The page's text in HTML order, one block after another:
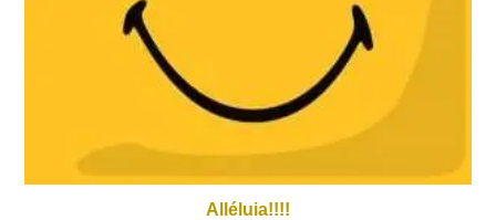
Alléluia!!!!